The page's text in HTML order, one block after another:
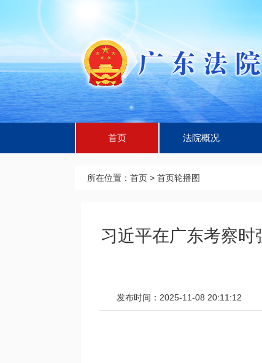
首页 法院概况
所在位置： 首页 > 首页轮播图
习近平在广东考察
发布时间：2025-11-08 20:11:12